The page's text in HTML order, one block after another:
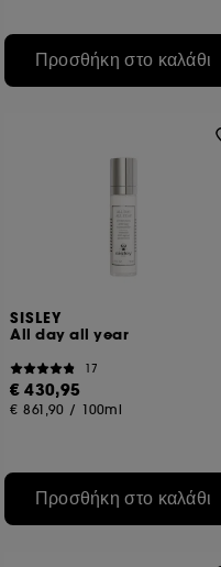
Προσθήκη στο καλάθι
SISLEY
All day all year
17
€ 430,95
€ 861,90 / 100ml
Προσθήκη στο καλάθι